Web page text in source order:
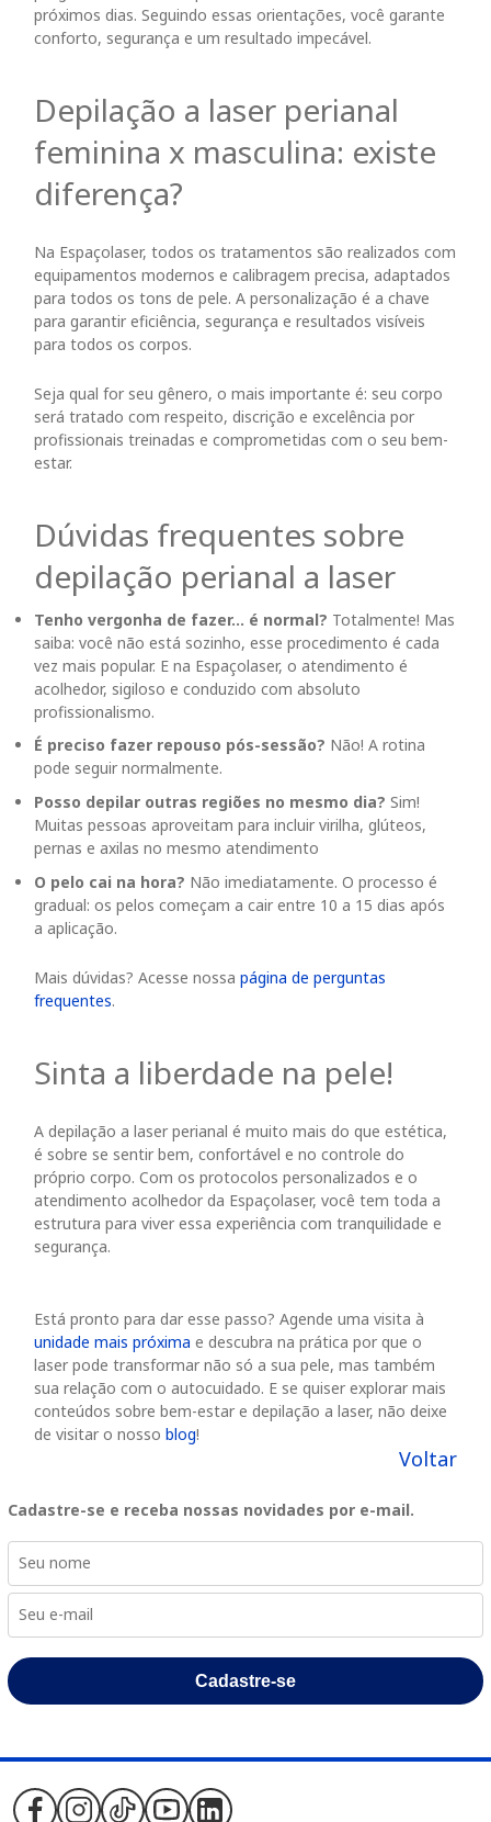
próximos dias. Seguindo essas orientações, você garante
conforto, segurança e um resultado impecável.
Depilação a laser perianal
feminina x masculina: existe
diferença?
Na Espaçolaser, todos os tratamentos são realizados com
equipamentos modernos e calibragem precisa, adaptados
para todos os tons de pele. A personalização é a chave
para garantir eficiência, segurança e resultados visíveis
para todos os corpos.
Seja qual for seu gênero, o mais importante é: seu corpo
será tratado com respeito, discrição e excelência por
profissionais treinadas e comprometidas com o seu bem-
estar.
Dúvidas frequentes sobre
depilação perianal a laser
Tenho vergonha de fazer… é normal? Totalmente! Mas
saiba: você não está sozinho, esse procedimento é cada
vez mais popular. E na Espaçolaser, o atendimento é
acolhedor, sigiloso e conduzido com absoluto
profissionalismo.
É preciso fazer repouso pós-sessão? Não! A rotina
pode seguir normalmente.
Posso depilar outras regiões no mesmo dia? Sim!
Muitas pessoas aproveitam para incluir virilha, glúteos,
pernas e axilas no mesmo atendimento
O pelo cai na hora? Não imediatamente. O processo é
gradual: os pelos começam a cair entre 10 a 15 dias após
a aplicação.
Mais dúvidas? Acesse nossa página de perguntas
frequentes.
Sinta a liberdade na pele!
A depilação a laser perianal é muito mais do que estética,
é sobre se sentir bem, confortável e no controle do
próprio corpo. Com os protocolos personalizados e o
atendimento acolhedor da Espaçolaser, você tem toda a
estrutura para viver essa experiência com tranquilidade e
segurança.
Está pronto para dar esse passo? Agende uma visita à
unidade mais próxima e descubra na prática por que o
laser pode transformar não só a sua pele, mas também
sua relação com o autocuidado. E se quiser explorar mais
conteúdos sobre bem-estar e depilação a laser, não deixe
de visitar o nosso blog!
Voltar
Cadastre-se e receba nossas novidades por e-mail.
Cadastre-se